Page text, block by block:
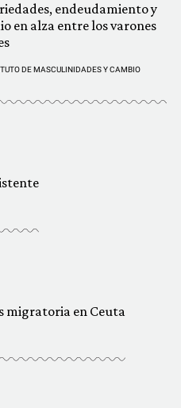
endeudamiento y
en alza entre los varones
DE MASCULINIDADES Y CAMBIO
migratoria en Ceuta